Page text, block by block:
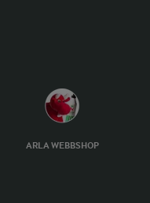
ARLA WEBBSHOP